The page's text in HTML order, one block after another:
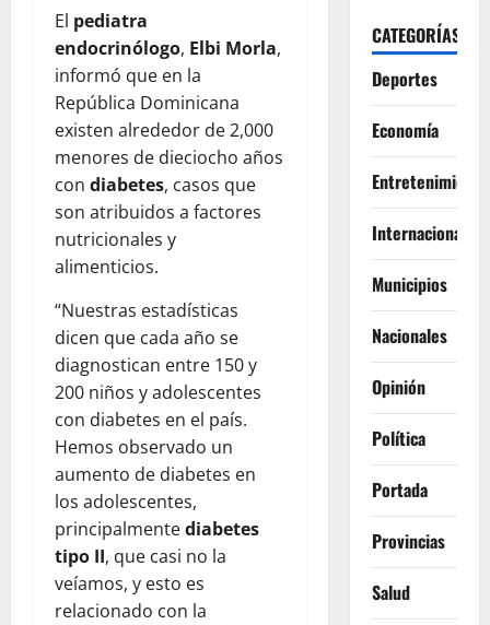
El pediatra
endocrinólogo, Elbi Morla,
informó que en la
República Dominicana
existen alrededor de 2,000
menores de dieciocho años
con diabetes, casos que
son atribuidos a factores
nutricionales y
alimenticios.
“Nuestras estadísticas
dicen que cada año se
diagnostican entre 150 y
200 niños y adolescentes
con diabetes en el país.
Hemos observado un
aumento de diabetes en
los adolescentes,
principalmentediabetes
tipo II, que casi no la
veíamos, y esto es
relacionado con la
CATEGORÍAS
Deportes
Economía
Entretenimiento
Internacionales
Municipios
Nacionales
Opinión
Política
Portada
Provincias
Salud